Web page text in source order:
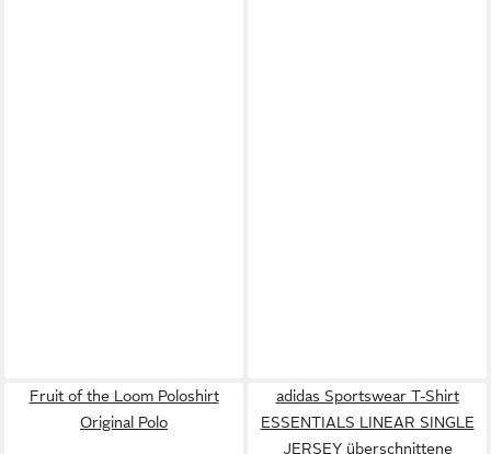
Fruit of the Loom Poloshirt
Original Polo
adidas Sportswear T-Shirt
ESSENTIALS LINEAR SINGLE
JERSEY überschnittene